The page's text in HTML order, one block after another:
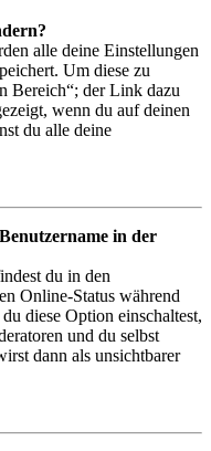
alle deine Einstellungen
Um diese zu
Bereich“; der Link dazu
wenn du auf deinen
du alle deine
in der
du in den
Online-Status während
diese Option einschaltest,
und du selbst
dann als unsichtbarer